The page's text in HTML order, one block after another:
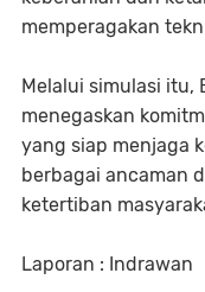
memperagakan
Melalui simulasi itu,
menegaskan
yang siap menjaga
berbagai ancaman
ketertiban
Laporan : Indrawan